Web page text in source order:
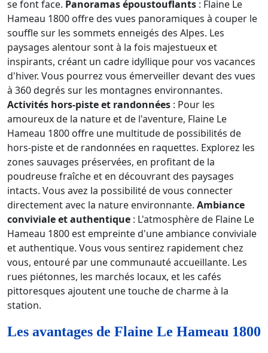
se font face. Panoramas époustouflants : Flaine Le
Hameau 1800 offre des vues panoramiques à couper le
souffle sur les sommets enneigés des Alpes. Les
paysages alentour sont à la fois majestueux et
inspirants, créant un cadre idyllique pour vos vacances
d'hiver. Vous pourrez vous émerveiller devant des vues
à 360 degrés sur les montagnes environnantes.
Activités hors-piste et randonnées : Pour les
amoureux de la nature et de l'aventure, Flaine Le
Hameau 1800 offre une multitude de possibilités de
hors-piste et de randonnées en raquettes. Explorez les
zones sauvages préservées, en profitant de la
poudreuse fraîche et en découvrant des paysages
intacts. Vous avez la possibilité de vous connecter
directement avec la nature environnante. Ambiance
conviviale et authentique : L'atmosphère de Flaine Le
Hameau 1800 est empreinte d'une ambiance conviviale
et authentique. Vous vous sentirez rapidement chez
vous, entouré par une communauté accueillante. Les
rues piétonnes, les marchés locaux, et les cafés
pittoresques ajoutent une touche de charme à la
station.
Les avantages de Flaine Le Hameau 1800